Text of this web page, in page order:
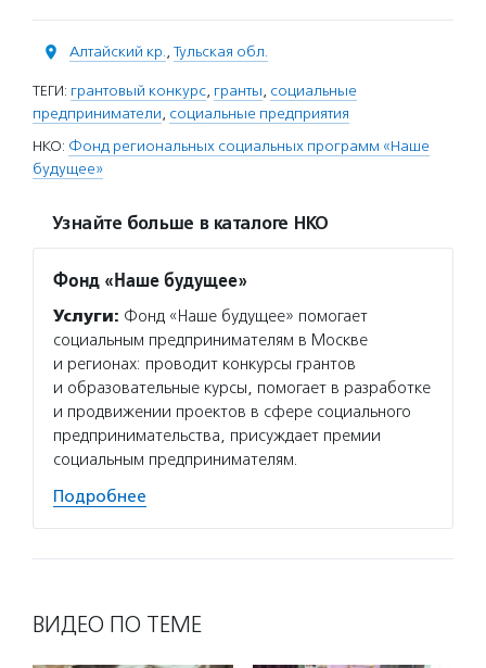
Алтайский кр., Тульская обл.
ТЕГИ: грантовый конкурс, гранты, социальные
предприниматели, социальные предприятия
НКО: Фонд региональных социальных программ «Наше
будущее»
Узнайте больше в каталоге НКО
Фонд «Наше будущее»
Услуги: Фонд «Наше будущее» помогает
социальным предпринимателям в Москве
и регионах: проводит конкурсы грантов
и образовательные курсы, помогает в разработке
и продвижении проектов в сфере социального
предпринимательства, присуждает премии
социальным предпринимателям.
Подробнее
ВИДЕО ПО ТЕМЕ